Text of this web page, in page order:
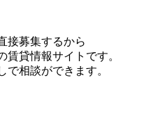
接募集するから
賃貸情報サイトです。
で相談ができます。